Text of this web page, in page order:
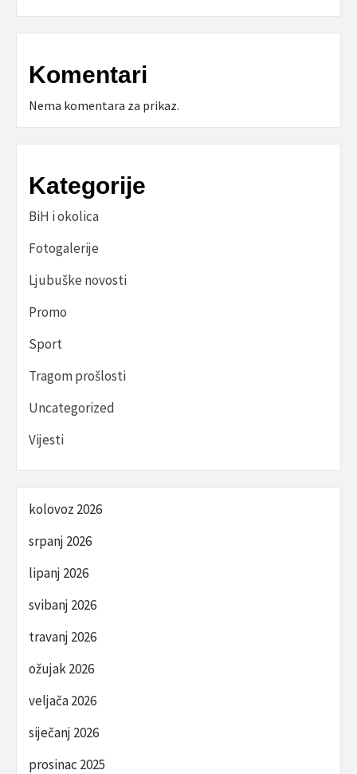
Komentari
Nema komentara za prikaz.
Kategorije
BiH i okolica
Fotogalerije
Ljubuške novosti
Promo
Sport
Tragom prošlosti
Uncategorized
Vijesti
kolovoz 2026
srpanj 2026
lipanj 2026
svibanj 2026
travanj 2026
ožujak 2026
veljača 2026
siječanj 2026
prosinac 2025